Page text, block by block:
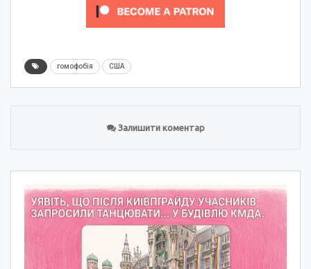
гомофобія США
Залишити коментар